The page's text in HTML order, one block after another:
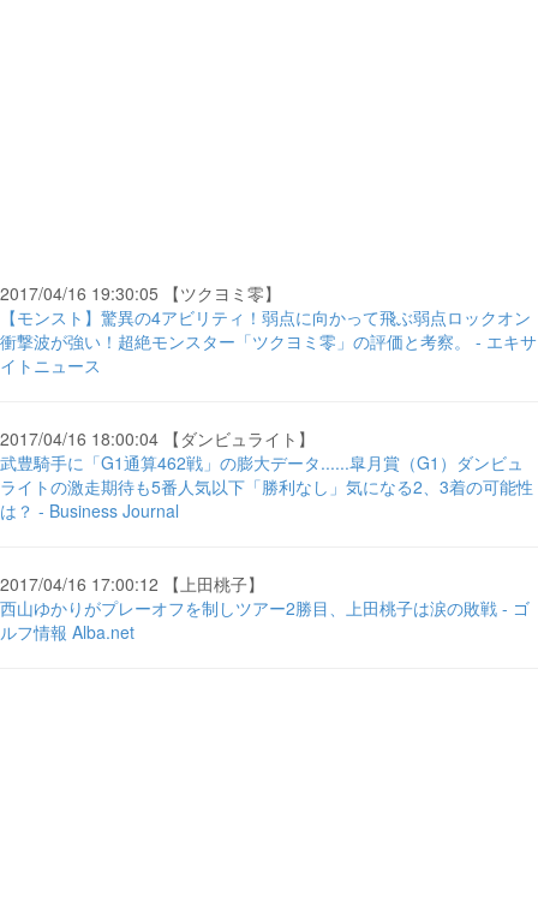
2017/04/16 19:30:05 【ツクヨミ零】
【モンスト】驚異の4アビリティ！弱点に向かって飛ぶ弱点ロックオン
衝撃波が強い！超絶モンスター「ツクヨミ零」の評価と考察。 - エキサ
イトニュース
2017/04/16 18:00:04 【ダンビュライト】
武豊騎手に「G1通算462戦」の膨大データ......皐月賞（G1）ダンビュ
ライトの激走期待も5番人気以下「勝利なし」気になる2、3着の可能性
は？ - Business Journal
2017/04/16 17:00:12 【上田桃子】
西山ゆかりがプレーオフを制しツアー2勝目、上田桃子は涙の敗戦 - ゴ
ルフ情報 Alba.net